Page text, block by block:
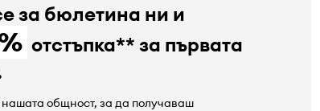
за бюлетина ни и
отстъпка** за първата
общност, за да получаваш